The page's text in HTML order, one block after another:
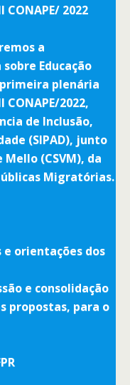
2022
a
Educação
plenária
2022,
de Inclusão,
(SIPAD), junto
(CSVM), da
Migratórias.
e orientações dos
e consolidação
propostas, para o